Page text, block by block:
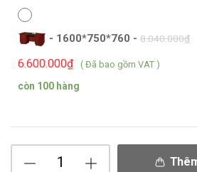
- 1600*750*760 - 8.040.000₫
6.600.000₫ ( Đã bao gồm VAT )
còn 100 hàng